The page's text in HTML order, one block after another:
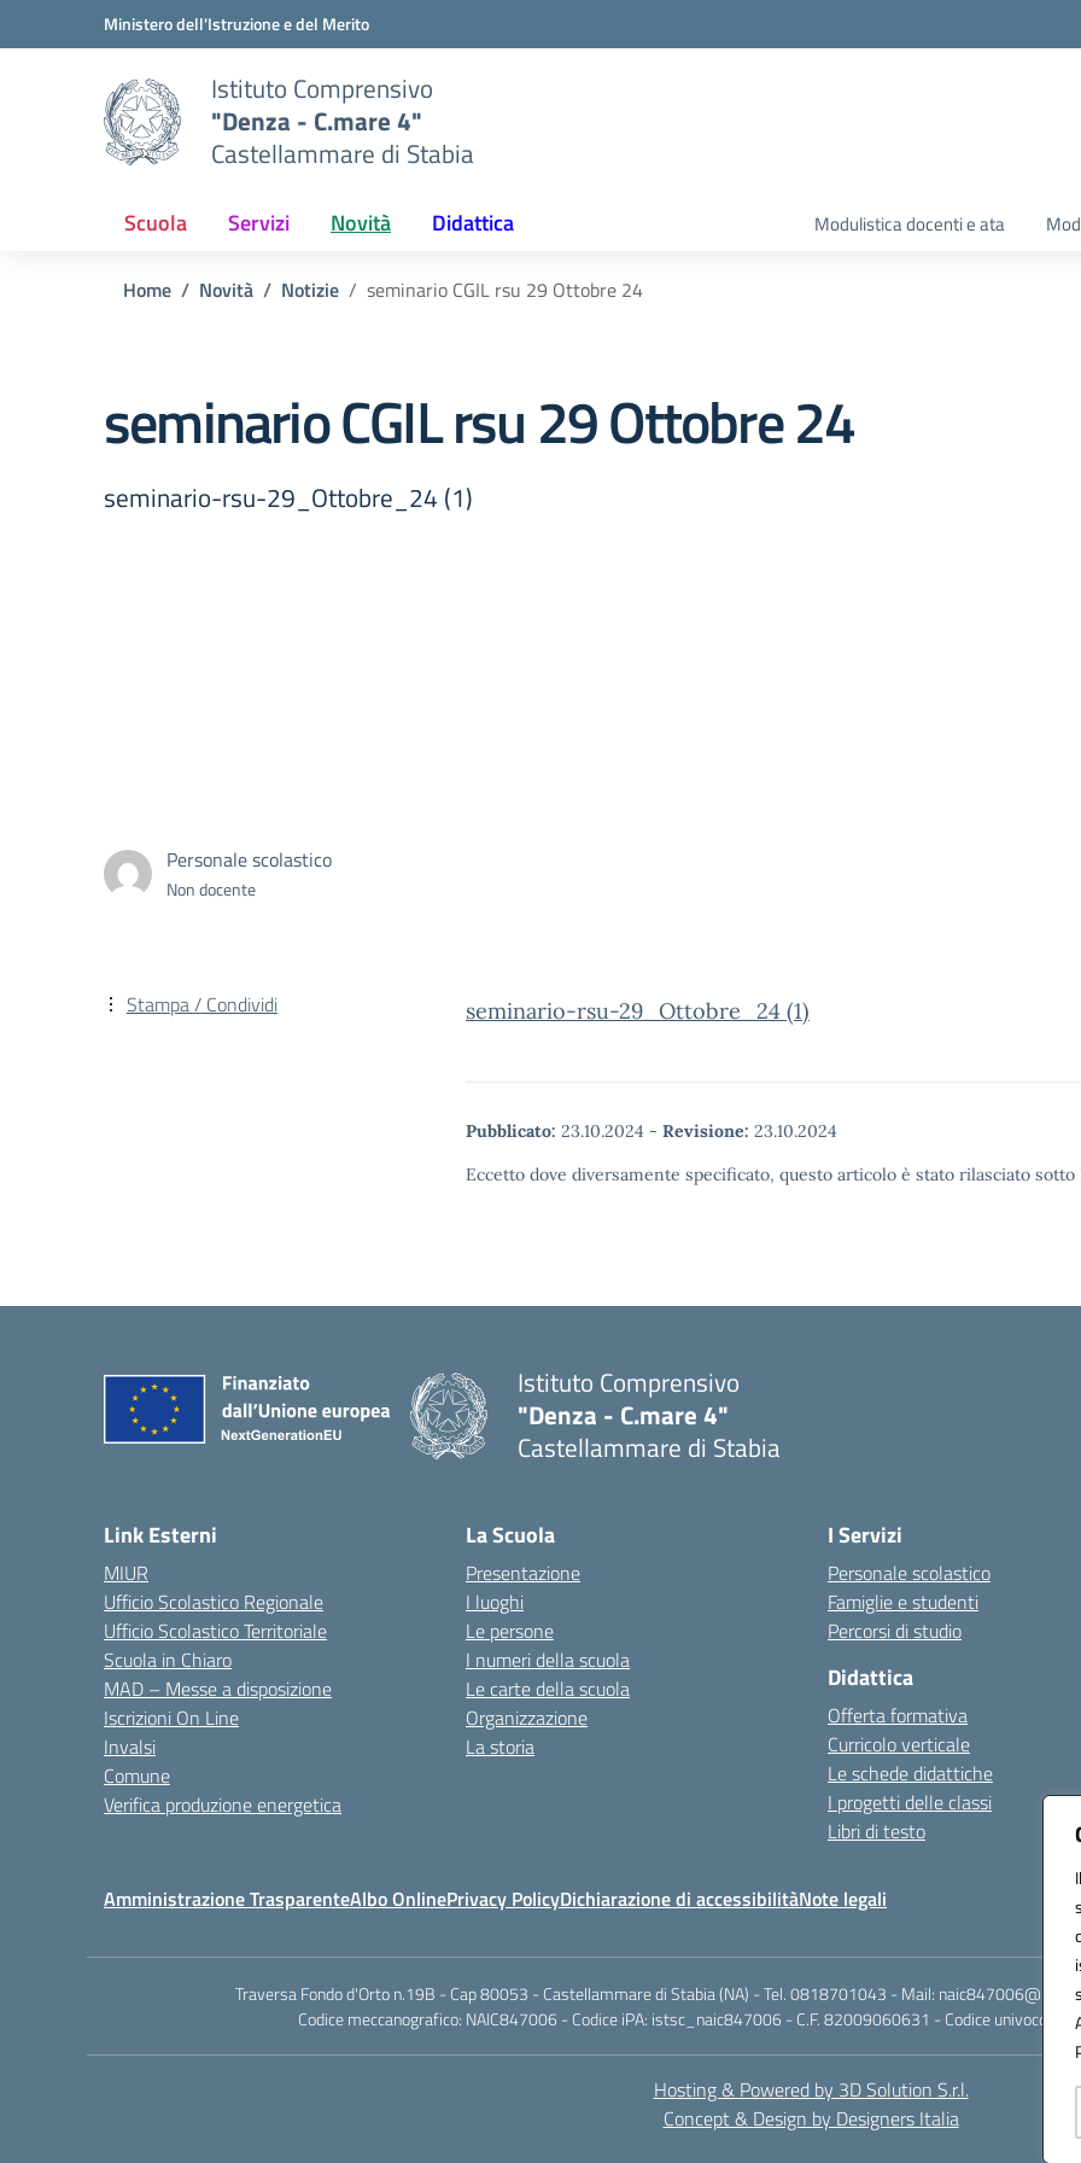
Vai ai contenuti
Vai al menu di navigazioneMinistero dell'Istruzione e del Merito
Istituto Comprensivo
"Denza - C.mare 4"
Castellammare di Stabia
Scuola Servizi Novità Didattica Modulistica docenti e ata
Home Novità Notizie seminario CGIL rsu 29 Ottobre 24
seminario CGIL rsu 29 Ottobre 24
seminario-rsu-29_Ottobre_24 (1)
Personale scolastico
Non docente
seminario-rsu-29_Ottobre_24 (1)
Pubblicato: 23.10.2024 - Revisione: 23.10.2024
Eccetto dove diversamente specificato, questo articolo è stato rilasciato
Stampa / Condividi
Istituto Comprensivo
"Denza - C.mare 4"
Castellammare di Stabia
Link Esterni
MIUR
Ufficio Scolastico Regionale
Ufficio Scolastico Territoriale
Scuola in Chiaro
MAD – Messe a disposizione
Iscrizioni On Line
Invalsi
Comune
Verifica produzione energetica
La Scuola
Presentazione
I luoghi
Le persone
I numeri della scuola
Le carte della scuola
Organizzazione
La storia
I Servizi
Personale scolastico
Famiglie e studenti
Percorsi di studio
Didattica
Offerta formativa
Curricolo verticale
Le schede didattiche
I progetti delle classi
Libri di testo
Amministrazione TrasparenteAlbo OnlinePrivacy PolicyDichiarazione di accessibilitàNote legali
Traversa Fondo d'Orto n.19B - Cap 80053 - Castellammare di Stabia (NA) - Tel. 0818701043 - Mail:
Codice meccanografico: NAIC847006 - Codice iPA: istsc_naic847006 - C.F. 82009060631 - Codice univoco
Hosting & Powered by 3D Solution S.r.l.
Concept & Design by Designers Italia